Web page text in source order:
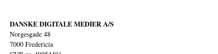
DANSKE DIGITALE MEDIER A/S
Norgesgade 48
7000 Fredericia